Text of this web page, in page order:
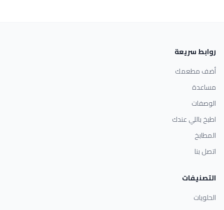
روابط سريعة
أضف مطعمك
مساعدة
الوصفات
اطبخ باللي عندك
المطابخ
اتصل بنا
التصنيفات
الحلويات